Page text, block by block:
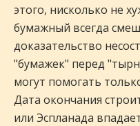
этого, нисколько не
бумажный всегда
доказательство
"бумажек" перед
могут помогать
Дата окончания
или Эспланада